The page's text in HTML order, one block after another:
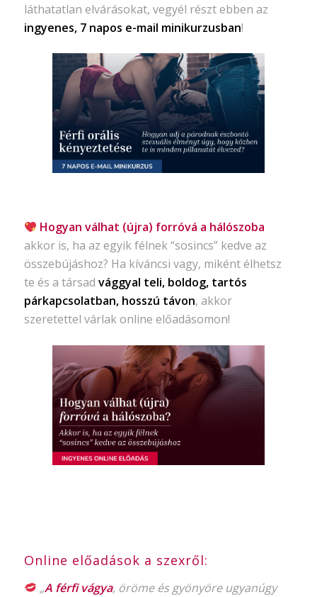
láthatatlan elvárásokat, vegyél részt ebben az
ingyenes, 7 napos e-mail minikurzusban!
Hogyan válhat (újra) forróvá a hálószoba
akkor is, ha az egyik félnek “sosincs” kedve az
összebújáshoz? Ha kíváncsi vagy, miként élhetsz
te és a társad vággyal teli, boldog, tartós
párkapcsolatban, hosszú távon, akkor
szeretettel várlak online előadásomon!
Online előadások a szexről:
„A férfi vágya, öröme és gyönyöre ugyanúgy